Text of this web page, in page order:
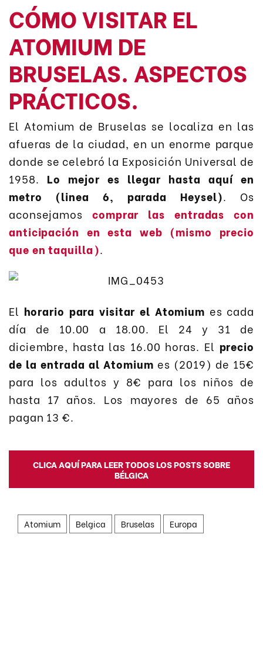
CÓMO VISITAR EL
ATOMIUM DE
BRUSELAS. ASPECTOS
PRÁCTICOS.
El Atomium de Bruselas se localiza en las
afueras de la ciudad, en un enorme parque
donde se celebró la Exposición Universal de
1958. Lo mejor es llegar hasta aquí en
metro (linea 6, parada Heysel). Os
aconsejamos comprar las entradas con
anticipación en esta web (mismo precio
que en taquilla).
El horario para visitar el Atomium es cada
día de 10.00 a 18.00. El 24 y 31 de
diciembre, hasta las 16.00 horas. El precio
de la entrada al Atomium es (2019) de 15€
para los adultos y 8€ para los niños de
hasta 17 años. Los mayores de 65 años
pagan 13 €.
CLICA AQUÍ PARA LEER TODOS LOS POSTS SOBRE
BÉLGICA
Atomium Belgica Bruselas Europa